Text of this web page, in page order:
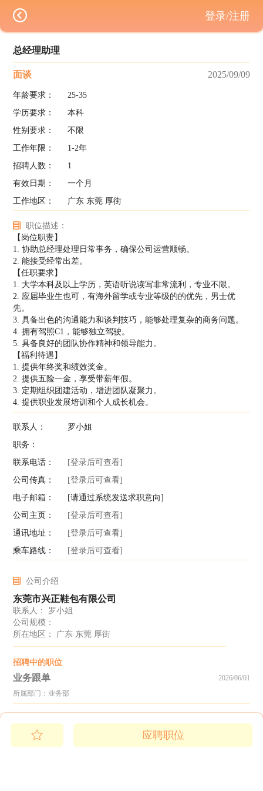
总经理助理
面谈 2025/09/09
年龄要求：
25-35
学历要求：
本科
性别要求：
不限
工作年限：
1-2年
招聘人数：
1
有效日期：
一个月
工作地区：
广东 东莞 厚街
职位描述：
【岗位职责】
1. 协助总经理处理日常事务，确保公司运营顺畅。
2. 能接受经常出差。
【任职要求】
1. 大学本科及以上学历，英语听说读写非常流利，专业不限。
2. 应届毕业生也可，有海外留学或专业等级的的优先，男士优
先。
3. 具备出色的沟通能力和谈判技巧，能够处理复杂的商务问题。
4. 拥有驾照C1，能够独立驾驶。
5. 具备良好的团队协作精神和领导能力。
【福利待遇】
1. 提供年终奖和绩效奖金。
2. 提供五险一金，享受带薪年假。
3. 定期组织团建活动，增进团队凝聚力。
4. 提供职业发展培训和个人成长机会。
联系人：
罗小姐
职务：
联系电话：
[登录后可查看]
公司传真：
[登录后可查看]
电子邮箱：
[请通过系统发送求职意向]
公司主页：
[登录后可查看]
通讯地址：
[登录后可查看]
乘车路线：
[登录后可查看]
公司介绍
东莞市兴正鞋包有限公司
联系人： 罗小姐
公司规模：
所在地区： 广东 东莞 厚街
招聘中的职位
业务跟单
所属部门：业务部
2026/06/01
应聘职位
登录/注册